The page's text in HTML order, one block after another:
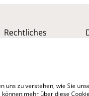
Rechtliches
uns zu verstehen, wie Sie
mehr über diese